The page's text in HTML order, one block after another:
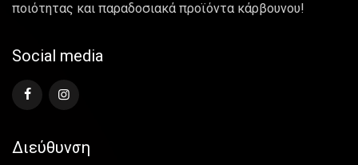
ποιότητας και παραδοσιακά προϊόντα κάρβουνου!
Social media
Διεύθυνση